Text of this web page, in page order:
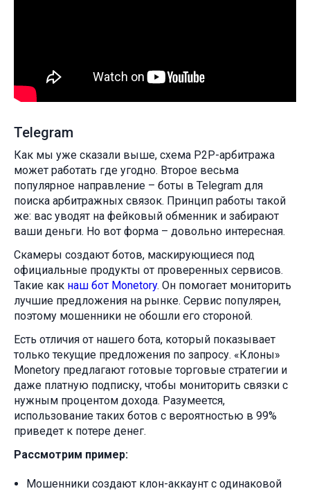
Telegram
Как мы уже сказали выше, схема P2P-арбитража
может работать где угодно. Второе весьма
популярное направление – боты в Telegram для
поиска арбитражных связок. Принцип работы такой
же: вас уводят на фейковый обменник и забирают
ваши деньги. Но вот форма – довольно интересная.
Скамеры создают ботов, маскирующиеся под
официальные продукты от проверенных сервисов.
Такие как наш бот Monetory. Он помогает мониторить
лучшие предложения на рынке. Сервис популярен,
поэтому мошенники не обошли его стороной.
Есть отличия от нашего бота, который показывает
только текущие предложения по запросу. «Клоны»
Monetory предлагают готовые торговые стратегии и
даже платную подписку, чтобы мониторить связки с
нужным процентом дохода. Разумеется,
использование таких ботов с вероятностью в 99%
приведет к потере денег.
Рассмотрим пример:
Мошенники создают клон-аккаунт с одинаковой